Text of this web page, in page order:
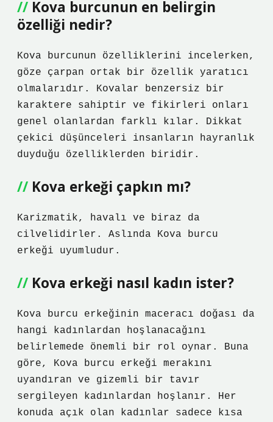
Kova burcunun en belirgin
özelliği nedir?
Kova burcunun özelliklerini incelerken,
göze çarpan ortak bir özellik yaratıcı
olmalarıdır. Kovalar benzersiz bir
karaktere sahiptir ve fikirleri onları
genel olanlardan farklı kılar. Dikkat
çekici düşünceleri insanların hayranlık
duyduğu özelliklerden biridir.
Kova erkeği çapkın mı?
Karizmatik, havalı ve biraz da
cilvelidirler. Aslında Kova burcu
erkeği uyumludur.
Kova erkeği nasıl kadın ister?
Kova burcu erkeğinin maceracı doğası da
hangi kadınlardan hoşlanacağını
belirlemede önemli bir rol oynar. Buna
göre, Kova burcu erkeği merakını
uyandıran ve gizemli bir tavır
sergileyen kadınlardan hoşlanır. Her
konuda açık olan kadınlar sadece kısa